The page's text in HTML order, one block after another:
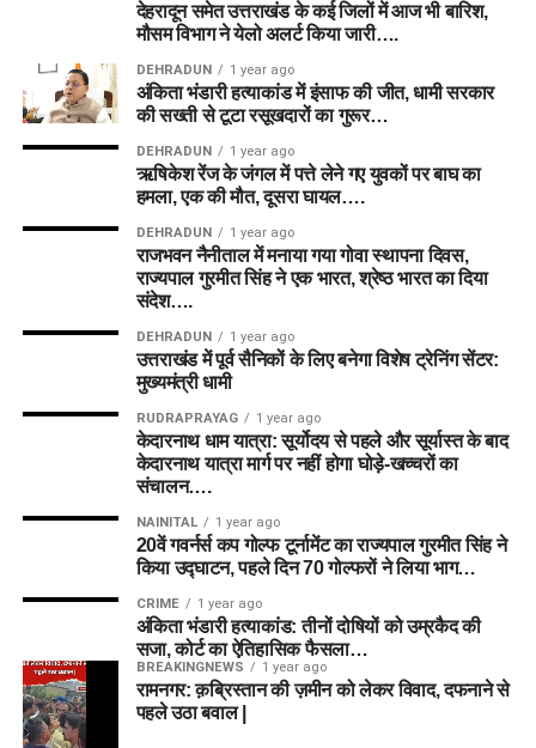
देहरादून समेत उत्तराखंड के कई जिलों में आज भी बारिश,
मौसम विभाग ने येलो अलर्ट किया जारी….
DEHRADUN 1 year ago
अंकिता भंडारी हत्याकांड में इंसाफ की जीत, धामी सरकार
की सख्ती से टूटा रसूखदारों का गुरूर…
DEHRADUN 1 year ago
ऋषिकेश रेंज के जंगल में पत्ते लेने गए युवकों पर बाघ का
हमला, एक की मौत, दूसरा घायल….
DEHRADUN 1 year ago
राजभवन नैनीताल में मनाया गया गोवा स्थापना दिवस,
राज्यपाल गुरमीत सिंह ने एक भारत, श्रेष्ठ भारत का दिया
संदेश….
DEHRADUN 1 year ago
उत्तराखंड में पूर्व सैनिकों के लिए बनेगा विशेष ट्रेनिंग सेंटर:
मुख्यमंत्री धामी
RUDRAPRAYAG 1 year ago
केदारनाथ धाम यात्रा: सूर्योदय से पहले और सूर्यास्त के बाद
केदारनाथ यात्रा मार्ग पर नहीं होगा घोड़े-खच्चरों का
संचालन….
NAINITAL 1 year ago
20वें गवर्नर्स कप गोल्फ टूर्नामेंट का राज्यपाल गुरमीत सिंह ने
किया उद्घाटन, पहले दिन 70 गोल्फरों ने लिया भाग…
CRIME 1 year ago
अंकिता भंडारी हत्याकांड: तीनों दोषियों को उम्रकैद की
सजा, कोर्ट का ऐतिहासिक फैसला…
BREAKINGNEWS 1 year ago
रामनगर: क़ब्रिस्तान की ज़मीन को लेकर विवाद, दफनाने से
पहले उठा बवाल |